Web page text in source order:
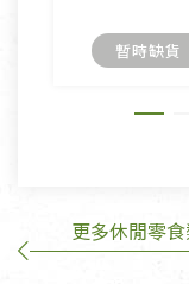
內衣褲、襪子
外,依據《通訊
訂購手抄稿退
暫時缺貨
更多休閒零